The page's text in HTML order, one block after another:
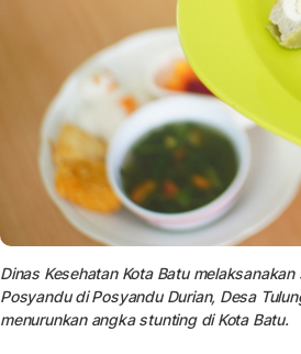
Dinas Kesehatan Kota Batu
Posyandu di Posyandu Durian, Desa
menurunkan angka stunting di Kota Batu.